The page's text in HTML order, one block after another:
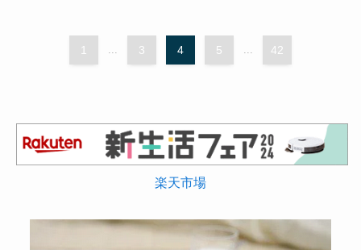
1 ... 3 4 5 ... 42
楽天市場